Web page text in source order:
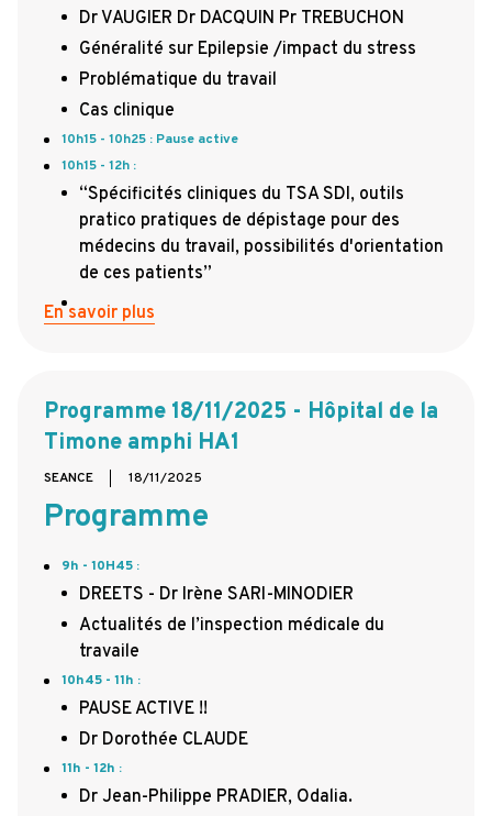
Dr VAUGIER Dr DACQUIN Pr TREBUCHON
Généralité sur Epilepsie /impact du stress
Problématique du travail
Cas clinique
10h15 - 10h25 : Pause active
10h15 - 12h :
“Spécificités cliniques du TSA SDI, outils
pratico pratiques de dépistage pour des
médecins du travail, possibilités d'orientation
de ces patients”
En savoir plus
Programme 18/11/2025 - Hôpital de la
Timone amphi HA1
SEANCE 18/11/2025
Programme
9h - 10H45 :
DREETS - Dr Irène SARI-MINODIER
Actualités de l’inspection médicale du
travaile
10h45 - 11h :
PAUSE ACTIVE !!
Dr Dorothée CLAUDE
11h - 12h :
Dr Jean-Philippe PRADIER, Odalia.